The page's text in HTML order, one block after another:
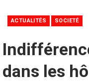
ACTUALITÉS SOCIETÉ
dans les